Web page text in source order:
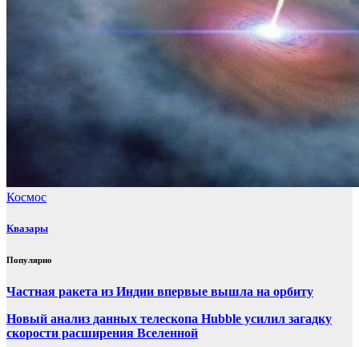
Космос
Квазары
Популярно
Частная ракета из Индии впервые вышла на орбиту
Новый анализ данных телескопа Hubble усилил загадку
скорости расширения Вселенной